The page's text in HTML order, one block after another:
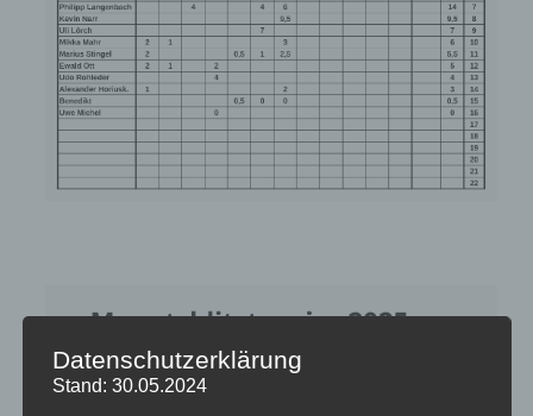
Datenschutzerklärung
Stand: 30.05.2024